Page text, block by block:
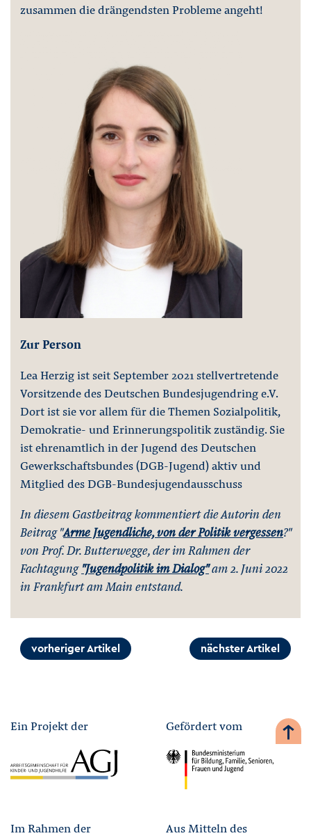
zusammen die drängendsten Probleme angeht!
Zur Person
Lea Herzig ist seit September 2021 stellvertretende
Vorsitzende des Deutschen Bundesjugendring e.V.
Dort ist sie vor allem für die Themen Sozialpolitik,
Demokratie- und Erinnerungspolitik zuständig. Sie
ist ehrenamtlich in der Jugend des Deutschen
Gewerkschaftsbundes (DGB-Jugend) aktiv und
Mitglied des DGB-Bundesjugendausschuss
In diesem Gastbeitrag kommentiert die Autorin den
Beitrag "Arme Jugendliche, von der Politik vergessen?"
von Prof. Dr. Butterwegge, der im Rahmen der
Fachtagung "Jugendpolitik im Dialog"am 2. Juni 2022
in Frankfurt am Main entstand.
vorheriger Artikel nächster Artikel
Ein Projekt der Gefördert vom
Im Rahmen der Aus Mitteln des